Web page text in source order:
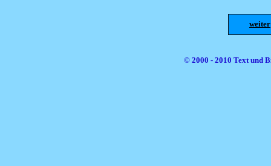
weiter
© 2000 - 2010 Text und